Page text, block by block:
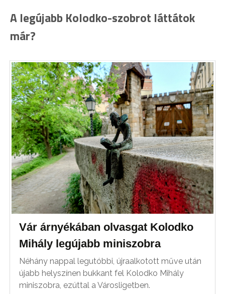
A legújabb Kolodko-szobrot láttátok
már?
Vár árnyékában olvasgat Kolodko
Mihály legújabb miniszobra
Néhány nappal legutóbbi, újraalkotott műve után
újabb helyszínen bukkant fel Kolodko Mihály
miniszobra, ezúttal a Városligetben.